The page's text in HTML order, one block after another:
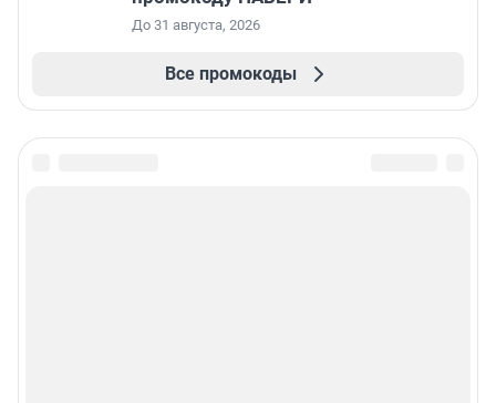
До 31 августа, 2026
Все промокоды